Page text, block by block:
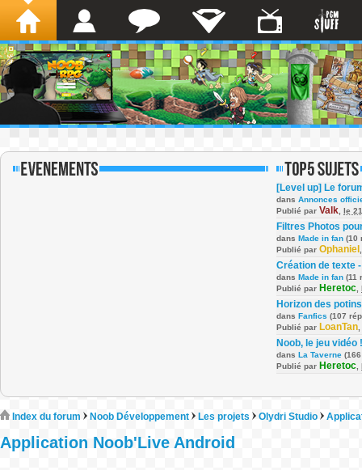
[Level up] Le
dans Annonces
Publié par Valk le
Filtres Photos
dans Made in fan (10
Publié par Ophaniel
Création de texte
dans Made in fan (11
Publié par Heretoc
Horizon des potins
dans Fanfics (107
Publié par LoanTan
Noob, le jeu vidéo !
dans La Taverne
Publié par Heretoc
Index du forum Noob Développement Les projets Olydri Studio
Application Noob'Live Android